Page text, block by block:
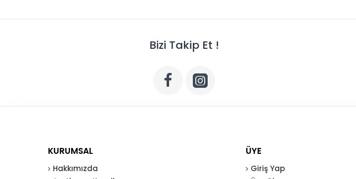
Bizi Takip Et !
KURUMSAL
Hakkımızda
ÜYE
Giriş Yap